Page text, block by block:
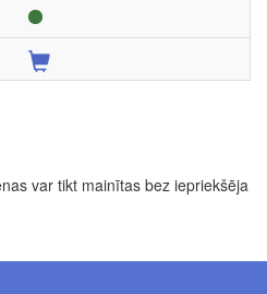
var tikt mainītas bez iepriekšēja